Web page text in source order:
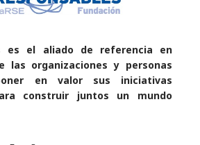
es el aliado de referencia en
las organizaciones y personas
en valor sus iniciativas
construir juntos un mundo